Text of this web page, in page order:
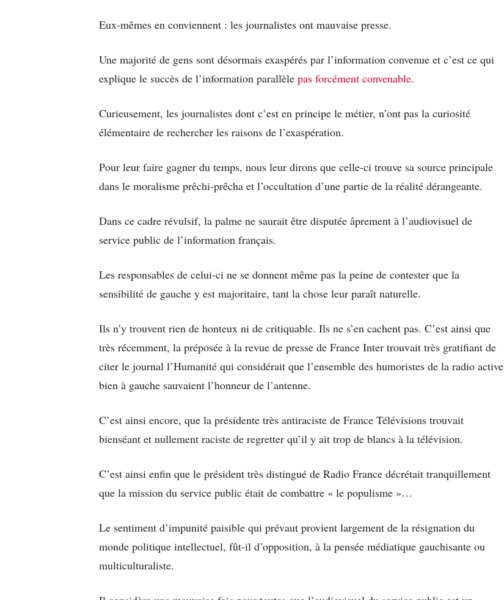
Eux-mêmes en conviennent : les journalistes ont mauvaise presse.
Une majorité de gens sont désormais exaspérés par l’information convenue et c’est ce qui
explique le succès de l’information parallèle pas forcément convenable.
Curieusement, les journalistes dont c’est en principe le métier, n’ont pas la curiosité
élémentaire de rechercher les raisons de l’exaspération.
Pour leur faire gagner du temps, nous leur dirons que celle-ci trouve sa source principale
dans le moralisme prêchi-prêcha et l’occultation d’une partie de la réalité dérangeante.
Dans ce cadre révulsif, la palme ne saurait être disputée âprement à l’audiovisuel de
service public de l’information français.
Les responsables de celui-ci ne se donnent même pas la peine de contester que la
sensibilité de gauche y est majoritaire, tant la chose leur paraît naturelle.
Ils n’y trouvent rien de honteux ni de critiquable. Ils ne s’en cachent pas. C’est ainsi que
très récemment, la préposée à la revue de presse de France Inter trouvait très gratifiant de
citer le journal l’Humanité qui considérait que l’ensemble des humoristes de la radio active
bien à gauche sauvaient l’honneur de l’antenne.
C’est ainsi encore, que la présidente très antiraciste de France Télévisions trouvait
bienséant et nullement raciste de regretter qu’il y ait trop de blancs à la télévision.
C’est ainsi enfin que le président très distingué de Radio France décrétait tranquillement
que la mission du service public était de combattre « le populisme »…
Le sentiment d’impunité paisible qui prévaut provient largement de la résignation du
monde politique intellectuel, fût-il d’opposition, à la pensée médiatique gauchisante ou
multiculturaliste.